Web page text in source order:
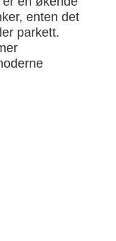
enten det
parkett.